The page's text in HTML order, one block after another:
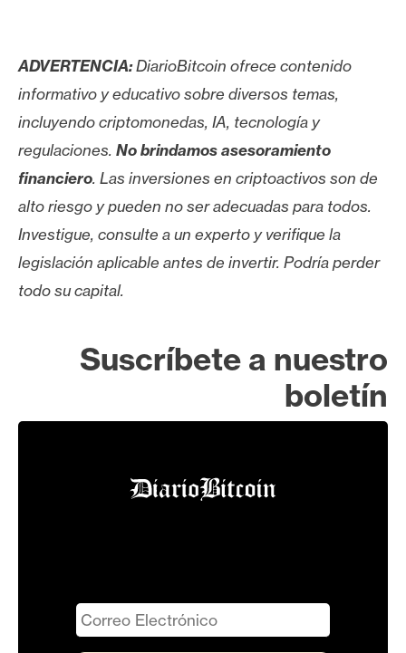
ADVERTENCIA:DiarioBitcoin ofrece contenido
informativo y educativo sobre diversos temas,
incluyendo criptomonedas, IA, tecnología y
regulaciones. No brindamos asesoramiento
financiero. Las inversiones en criptoactivos son de
alto riesgo y pueden no ser adecuadas para todos.
Investigue, consulte a un experto y verifique la
legislación aplicable antes de invertir. Podría perder
todo su capital.
Suscríbete a nuestro
boletín